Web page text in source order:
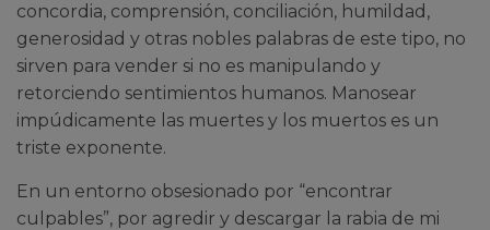
concordia, comprensión, conciliación, humildad,
generosidad y otras nobles palabras de este tipo, no
sirven para vender si no es manipulando y
retorciendo sentimientos humanos. Manosear
impúdicamente las muertes y los muertos es un
triste exponente.
En un entorno obsesionado por “encontrar
culpables”, por agredir y descargar la rabia de mi